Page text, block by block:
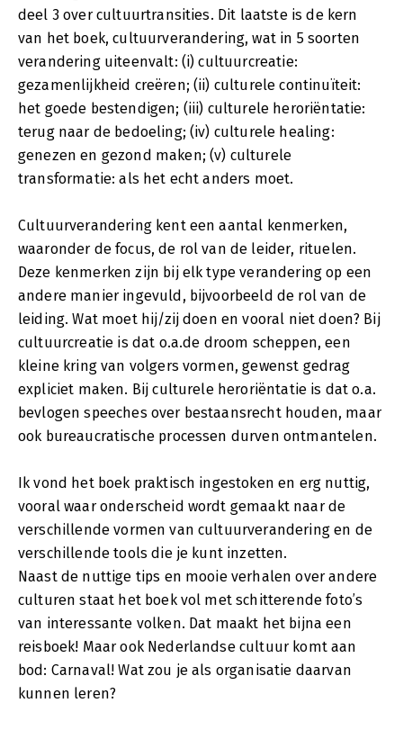
deel 3 over cultuurtransities. Dit laatste is de kern
van het boek, cultuurverandering, wat in 5 soorten
verandering uiteenvalt: (i) cultuurcreatie:
gezamenlijkheid creëren; (ii) culturele continuïteit:
het goede bestendigen; (iii) culturele heroriëntatie:
terug naar de bedoeling; (iv) culturele healing:
genezen en gezond maken; (v) culturele
transformatie: als het echt anders moet.
Cultuurverandering kent een aantal kenmerken,
waaronder de focus, de rol van de leider, rituelen.
Deze kenmerken zijn bij elk type verandering op een
andere manier ingevuld, bijvoorbeeld de rol van de
leiding. Wat moet hij/zij doen en vooral niet doen? Bij
cultuurcreatie is dat o.a.de droom scheppen, een
kleine kring van volgers vormen, gewenst gedrag
expliciet maken. Bij culturele heroriëntatie is dat o.a.
bevlogen speeches over bestaansrecht houden, maar
ook bureaucratische processen durven ontmantelen.
Ik vond het boek praktisch ingestoken en erg nuttig,
vooral waar onderscheid wordt gemaakt naar de
verschillende vormen van cultuurverandering en de
verschillende tools die je kunt inzetten.
Naast de nuttige tips en mooie verhalen over andere
culturen staat het boek vol met schitterende foto’s
van interessante volken. Dat maakt het bijna een
reisboek! Maar ook Nederlandse cultuur komt aan
bod: Carnaval! Wat zou je als organisatie daarvan
kunnen leren?